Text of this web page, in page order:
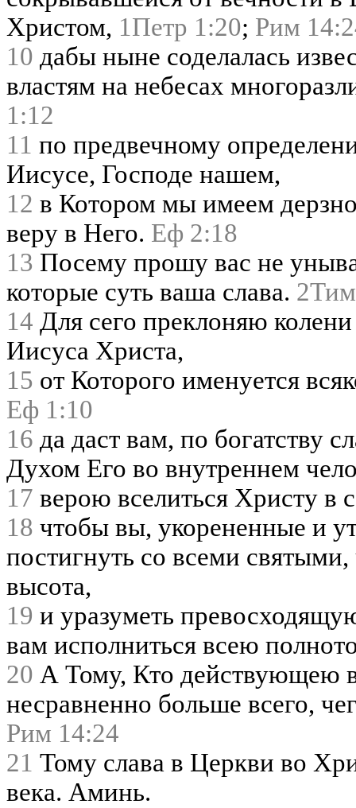
Христом, 1Петр 1:20; Рим
10 дабы ныне соделалась
властям на небесах
1:12
11 по предвечному
Иисусе, Господе нашем,
12 в Котором мы имеем
веру в Него. Еф 2:18
13 Посему прошу вас не
которые суть ваша слава.
14 Для сего преклоняю
Иисуса Христа,
15 от Которого именуется
Еф 1:10
16 да даст вам, по богатству
Духом Его во внутреннем
17 верою вселиться Христу в
18 чтобы вы, укорененные и
постигнуть со всеми
высота,
19 и уразуметь
вам исполниться всею
20 А Тому, Кто действующею
несравненно больше всего,
Рим 14:24
21 Тому слава в Церкви во
века. Аминь.